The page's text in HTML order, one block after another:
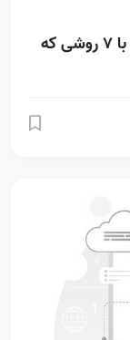
استفاده از چت‌بات‌های هوش مصنوعی با 7 روشی که